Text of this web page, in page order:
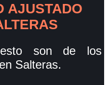
AJUSTADO
son de los
Salteras.